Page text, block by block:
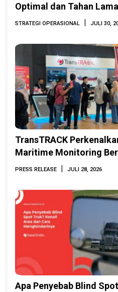
Optimal dan Tahan Lama
STRATEGI OPERASIONAL | JULI 30,
TransTRACK
Maritime Monitoring
INAMARINE 2026
PRESS RELEASE | JULI 28, 2026
Apa Penyebab Blind